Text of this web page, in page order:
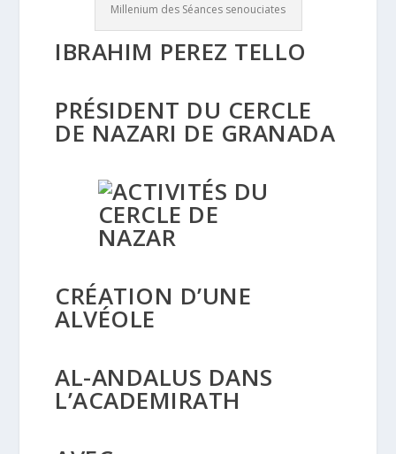
Millenium des Séances senouciates
IBRAHIM PEREZ TELLO
PRÉSIDENT DU CERCLE
DE NAZARI DE GRANADA
CRÉATION D’UNE
ALVÉOLE
AL-ANDALUS DANS
L’ACADEMIRATH